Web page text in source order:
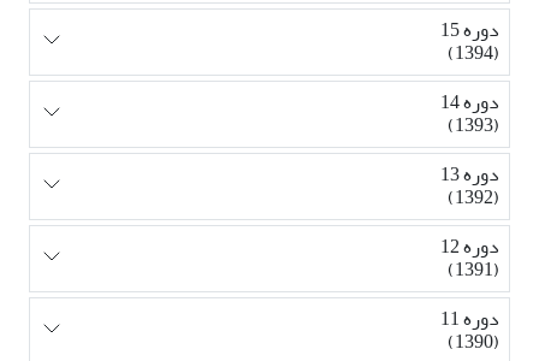
دوره 15
(1394)
دوره 14
(1393)
دوره 13
(1392)
دوره 12
(1391)
دوره 11
(1390)